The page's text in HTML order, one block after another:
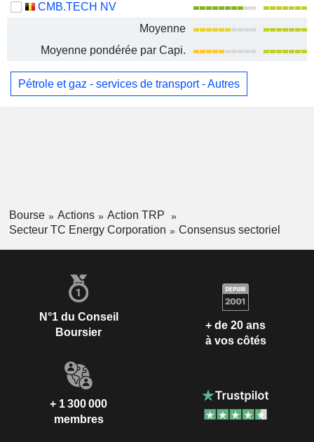
CMB.TECH NV
Moyenne
Moyenne pondérée par Capi.
Pétrole et gaz - services de transport - Autres
Bourse Actions
Action TRP
Secteur TC Energy Corporation
Consensus sectoriel
N°1 du Conseil
Boursier
+ de 20 ans
à vos côtés
+ 1 300 000
membres